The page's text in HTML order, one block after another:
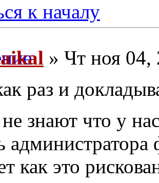
к началу
» Чт ноя 04,
раз и
знают что у
как это